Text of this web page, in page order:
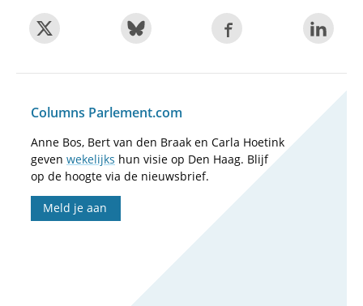
Columns Parlement.com
Anne Bos, Bert van den Braak en Carla Hoetink
geven wekelijks hun visie op Den Haag. Blijf
op de hoogte via de nieuwsbrief.
Meld je aan